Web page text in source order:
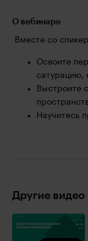
О вебинаре
Вместе со
Освоите
сатурацию,
Выстроите
Научитесь
Другие видео